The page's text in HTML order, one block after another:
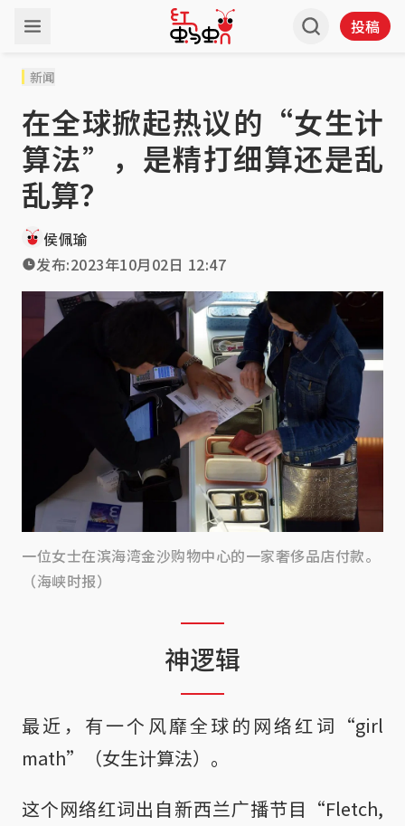
投稿
新闻
在全球掀起热议的“女生计
算法”，是精打细算还是乱
乱算？
侯佩瑜
发布:2023年10月02日 12:47
一位女士在滨海湾金沙购物中心的一家奢侈品店付款。
（海峡时报）
神逻辑
最近，有一个风靡全球的网络红词“girl
math”（女生计算法）。
这个网络红词出自新西兰广播节目“Fletch,